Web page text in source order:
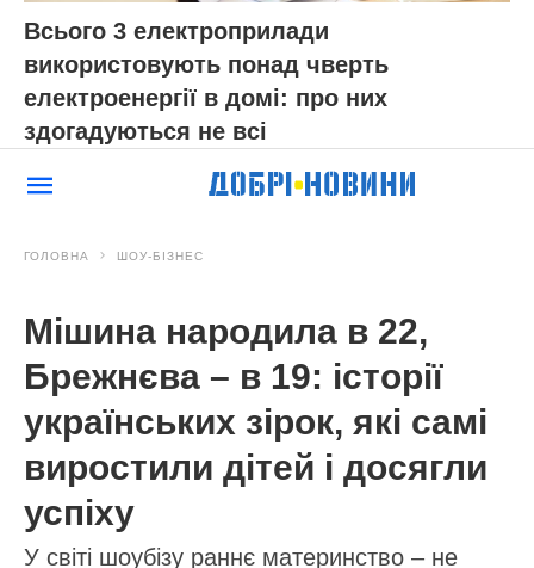
Всього 3 електроприлади
використовують понад чверть
електроенергії в домі: про них
здогадуються не всі